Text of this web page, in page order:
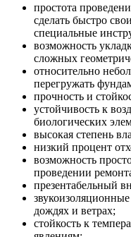
простота
сделать быстро
специальные
возможность
сложных
относительно
перегружать
прочность и
устойчивость к
биологических
высокая степень
низкий процент
возможность
проведении
презентабельный
дождях и ветрах;
стойкость к